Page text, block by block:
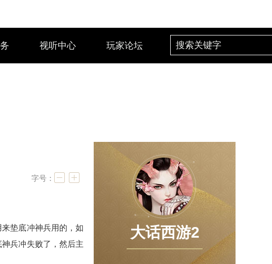
视听中心 玩家论坛
大话西游2
字号：
垫底冲神兵用的，如
兵冲失败了，然后主